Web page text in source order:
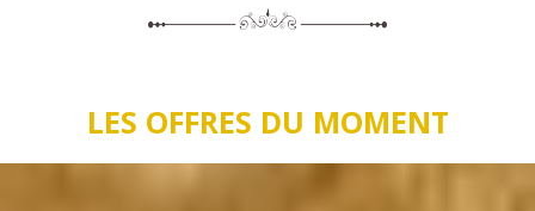
LES OFFRES DU MOMENT